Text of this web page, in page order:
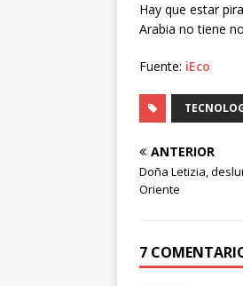
Hay que estar
Arabia no tiene
Fuente: iEco
ANTERIOR
Doña Letizia,
Oriente
7